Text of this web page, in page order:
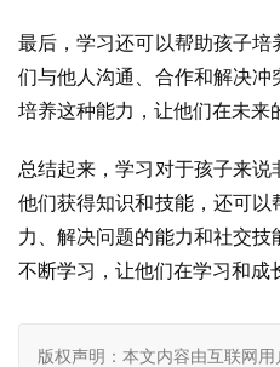
最后，学习还可以帮助孩子
们与他人沟通、合作和解决
培养这种能力，让他们在未来
总结起来，学习对于孩子来
他们获得知识和技能，还可
力、解决问题的能力和社交
不断学习，让他们在学习和成
版权声明：本文内容由互联网